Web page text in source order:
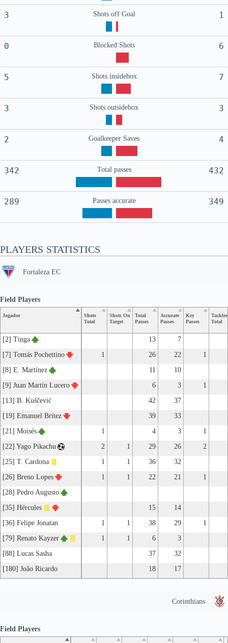
3 Shots off Goal 1
0 Blocked Shots 6
5 Shots insidebox 7
3 Shots outsidebox 3
2 Goalkeeper Saves 4
342 Total passes 432
289 Passes accurate 349
PLAYERS STATISTICS
Fortaleza EC
Jogador
Shots
Total
Shots On
Target
Total
Passes
Accurate
Passes
Key
Passes
Tackles
Total
[2] Tinga 13
7
[7] Tomás Pochettino
1 26 22
1
[8] E. Martínez
11
10
[9] Juan Martín Lucero
6 3
1
[13] B. Kuščević
42
37
[19] Emanuel Brítez
39
33
[21] Moisés
1 4 3
1
[22] Yago Pikachu
2 1 29 26
2
[25] T. Cardona
1 1 36
32
[26] Breno Lopes
1 1 22 21
1
[28] Pedro Augusto
[35] Hércules
15
14
[36] Felipe Jonatan
1 1 38 29
1
[79] Renato Kayzer
1 1 6
3
[88] Lucas Sasha
37
32
[180] João Ricardo
18 17
Field Players
Corinthians
Field Players